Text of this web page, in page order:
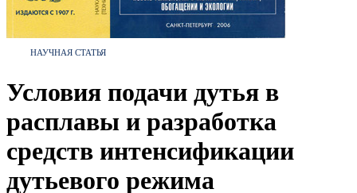
НАУЧНАЯ СТАТЬЯ
Условия подачи дутья в
расплавы и разработка
средств интенсификации
дутьевого режима